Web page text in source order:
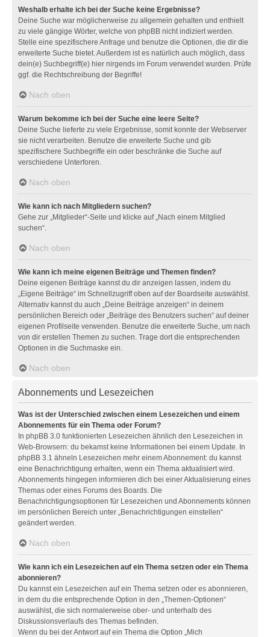
Weshalb erhalte ich bei der Suche keine Ergebnisse?
Deine Suche war möglicherweise zu allgemein gehalten und enthielt
zu viele gängige Wörter, welche von phpBB nicht indiziert werden.
Stelle eine spezifischere Anfrage und benutze die Optionen, die dir die
erweiterte Suche bietet. Außerdem ist es natürlich auch möglich, dass
dein(e) Suchbegriff(e) hier nirgends im Forum verwendet wurden. Prüfe
ggf. die Rechtschreibung der Begriffe!
Nach oben
Warum bekomme ich bei der Suche eine leere Seite?
Deine Suche lieferte zu viele Ergebnisse, somit konnte der Webserver
sie nicht verarbeiten. Benutze die erweiterte Suche und gib
spezifischere Suchbegriffe ein oder beschränke die Suche auf
verschiedene Unterforen.
Nach oben
Wie kann ich nach Mitgliedern suchen?
Gehe zur „Mitglieder“-Seite und klicke auf „Nach einem Mitglied
suchen“.
Nach oben
Wie kann ich meine eigenen Beiträge und Themen finden?
Deine eigenen Beiträge kannst du dir anzeigen lassen, indem du
„Eigene Beiträge“ im Schnellzugriff oben auf der Boardseite auswählst.
Alternativ kannst du auch „Deine Beiträge anzeigen“ in deinem
persönlichen Bereich oder „Beiträge des Benutzers suchen“ auf deiner
eigenen Profilseite verwenden. Benutze die erweiterte Suche, um nach
von dir erstellen Themen zu suchen. Trage dort die entsprechenden
Optionen in die Suchmaske ein.
Nach oben
Abonnements und Lesezeichen
Was ist der Unterschied zwischen einem Lesezeichen und einem
Abonnements für ein Thema oder Forum?
In phpBB 3.0 funktionierten Lesezeichen ähnlich den Lesezeichen in
Web-Browsern: du bekamst keine Informationen bei einem Update. In
phpBB 3.1 ähneln Lesezeichen mehr einem Abonnement: du kannst
eine Benachrichtigung erhalten, wenn ein Thema aktualisiert wird.
Abonnements hingegen informieren dich bei einer Aktualisierung eines
Themas oder eines Forums des Boards. Die
Benachrichtigungsoptionen für Lesezeichen und Abonnements können
im persönlichen Bereich unter „Benachrichtigungen einstellen“
geändert werden.
Nach oben
Wie kann ich ein Lesezeichen auf ein Thema setzen oder ein Thema
abonnieren?
Du kannst ein Lesezeichen auf ein Thema setzen oder es abonnieren,
in dem du die entsprechende Option in den „Themen-Optionen“
auswählst, die sich normalerweise ober- und unterhalb des
Diskussionsverlaufs des Themas befinden.
Wenn du bei der Antwort auf ein Thema die Option „Mich